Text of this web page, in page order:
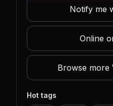
Notify me
Online
Browse more
Hot tags